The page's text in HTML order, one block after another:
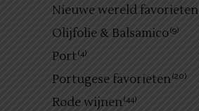
Nieuwe wereld favorieten
Olijfolie & Balsamico(9)
Port(4)
Portugese favorieten(20)
Rode wijnen(44)